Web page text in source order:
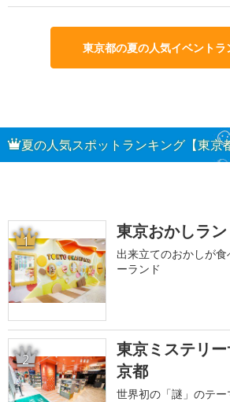
東京都の夏の人気イベントラ
夏の人気スポットランキング【東京
1 東京おかしラ
出来立てのおかしが
ーランド
2
東京ミステリ
京都
世界初の「謎」のテー